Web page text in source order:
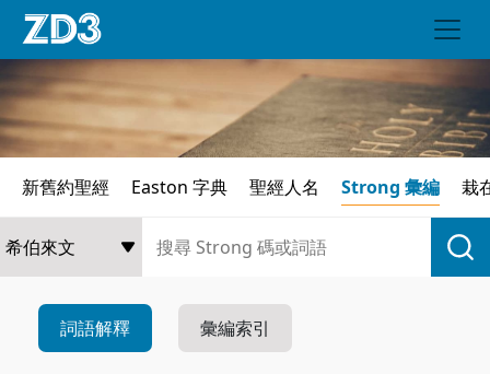
新舊約聖經 Easton 字典 聖經人名 Strong 彙編 栽
詞語解釋 彙編索引